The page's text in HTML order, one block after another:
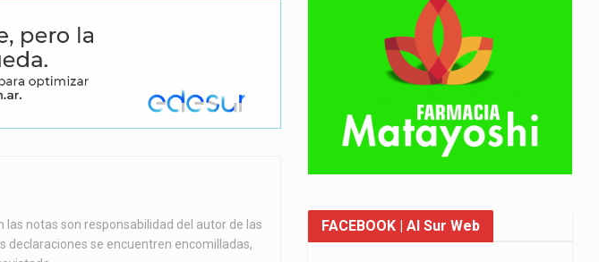
las notas son responsabilidad del autor de las
declaraciones se encuentren encomilladas,
FACEBOOK | Al Sur Web